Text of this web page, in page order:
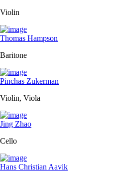
Violin
Thomas Hampson
Baritone
Pinchas Zukerman
Violin, Viola
Jing Zhao
Cello
Hans Christian Aavik